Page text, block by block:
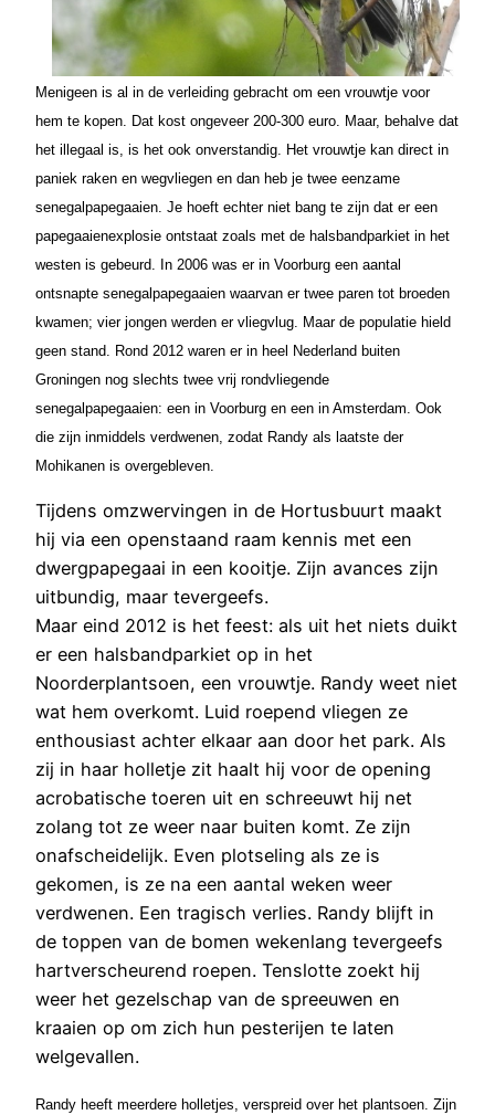
Menigeen is al in de verleiding gebracht om een vrouwtje voor
hem te kopen. Dat kost ongeveer 200-300 euro. Maar, behalve dat
het illegaal is, is het ook onverstandig. Het vrouwtje kan direct in
paniek raken en wegvliegen en dan heb je twee eenzame
senegalpapegaaien. Je hoeft echter niet bang te zijn dat er een
papegaaienexplosie ontstaat zoals met de halsbandparkiet in het
westen is gebeurd. In 2006 was er in Voorburg een aantal
ontsnapte senegalpapegaaien waarvan er twee paren tot broeden
kwamen; vier jongen werden er vliegvlug. Maar de populatie hield
geen stand. Rond 2012 waren er in heel Nederland buiten
Groningen nog slechts twee vrij rondvliegende
senegalpapegaaien: een in Voorburg en een in Amsterdam. Ook
die zijn inmiddels verdwenen, zodat Randy als laatste der
Mohikanen is overgebleven.
Tijdens omzwervingen in de Hortusbuurt maakt
hij via een openstaand raam kennis met een
dwergpapegaai in een kooitje. Zijn avances zijn
uitbundig, maar tevergeefs.
Maar eind 2012 is het feest: als uit het niets duikt
er een halsbandparkiet op in het
Noorderplantsoen, een vrouwtje. Randy weet niet
wat hem overkomt. Luid roepend vliegen ze
enthousiast achter elkaar aan door het park. Als
zij in haar holletje zit haalt hij voor de opening
acrobatische toeren uit en schreeuwt hij net
zolang tot ze weer naar buiten komt. Ze zijn
onafscheidelijk. Even plotseling als ze is
gekomen, is ze na een aantal weken weer
verdwenen. Een tragisch verlies. Randy blijft in
de toppen van de bomen wekenlang tevergeefs
hartverscheurend roepen. Tenslotte zoekt hij
weer het gezelschap van de spreeuwen en
kraaien op om zich hun pesterijen te laten
welgevallen.
Randy heeft meerdere holletjes, verspreid over het plantsoen. Zijn